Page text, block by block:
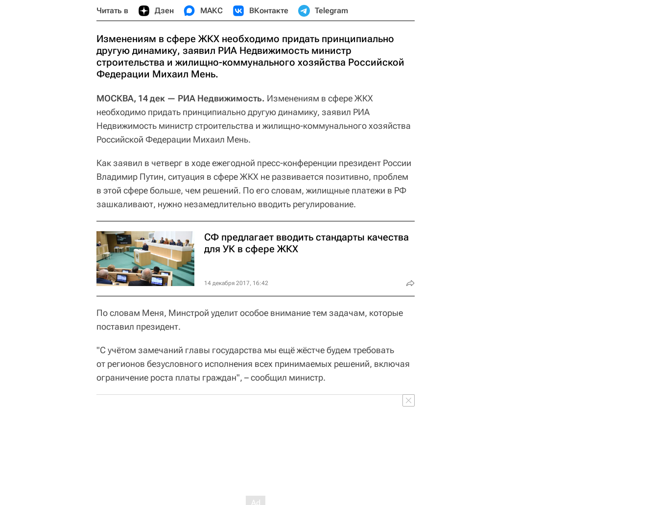
Читать в Дзен МАКС ВКонтакте Telegram
Изменениям в сфере ЖКХ необходимо придать принципиально
другую динамику, заявил РИА Недвижимость министр
строительства и жилищно-коммунального хозяйства Российской
Федерации Михаил Мень.
МОСКВА, 14 дек — РИА Недвижимость. Изменениям в сфере ЖКХ
необходимо придать принципиально другую динамику, заявил РИА
Недвижимость министр строительства и жилищно-коммунального хозяйства
Российской Федерации Михаил Мень.
Как заявил в четверг в ходе ежегодной пресс-конференции президент России
Владимир Путин, ситуация в сфере ЖКХ не развивается позитивно, проблем
в этой сфере больше, чем решений. По его словам, жилищные платежи в РФ
зашкаливают, нужно незамедлительно вводить регулирование.
СФ предлагает вводить стандарты качества
для УК в сфере ЖКХ
14 декабря 2017, 16:42
По словам Меня, Минстрой уделит особое внимание тем задачам, которые
поставил президент.
"С учётом замечаний главы государства мы ещё жёстче будем требовать
от регионов безусловного исполнения всех принимаемых решений, включая
ограничение роста платы граждан", – сообщил министр.